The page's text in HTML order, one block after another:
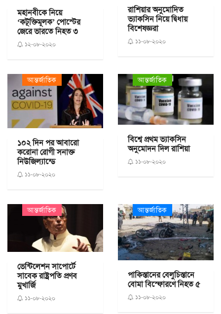
মহানবীকে নিয়ে
‘কটূক্তিমূলক’ পোস্টের
জেরে ভারতে নিহত ৩
১২-০৮-২০২০
রাশিয়ার অনুমোদিত
ভ্যাকসিন নিয়ে দ্বিধায়
বিশেষজ্ঞরা
১১-০৮-২০২০
আন্তর্জাতিক
১০২ দিন পর আবারো
করোনা রোগী সনাক্ত
নিউজিল্যান্ডে
১১-০৮-২০২০
আন্তর্জাতিক
বিশ্বে প্রথম ভ্যাকসিন
অনুমোদন দিল রাশিয়া
১১-০৮-২০২০
আন্তর্জাতিক
ভেন্টিলেশন সাপোর্টে
সাবেক রাষ্ট্রপতি প্রণব
মুখার্জি
১১-০৮-২০২০
আন্তর্জাতিক
পাকিস্তানের বেলুচিস্তানে
বোমা বিস্ফোরণে নিহত ৫
১১-০৮-২০২০